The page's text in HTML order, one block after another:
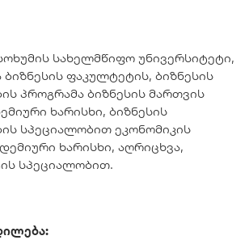
სახელმწიფო უნივერსიტეტი,
ბიზნესის ფაკულტეტის, ბიზნესის
პროგრამა ბიზნესის მართვის
ხარისხი, ბიზნესის
სპეციალობით ეკონომიკის
ხარისხი, აღრიცხვა,
სპეციალობით.